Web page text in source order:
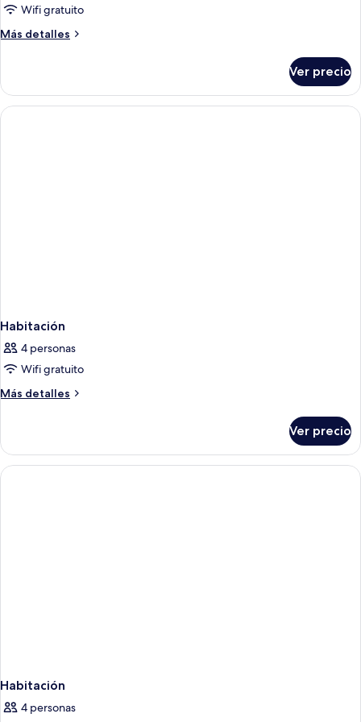
Wifi gratuito
Más detalles
Más
Ver precio
Habitación
4 personas
Wifi gratuito
Más detalles
Más
Ver precio
Habitación
4 personas